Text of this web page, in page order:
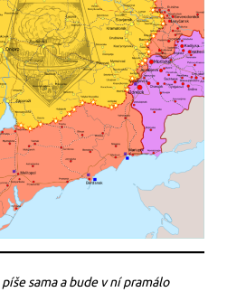
sama a bude v ní pramálo